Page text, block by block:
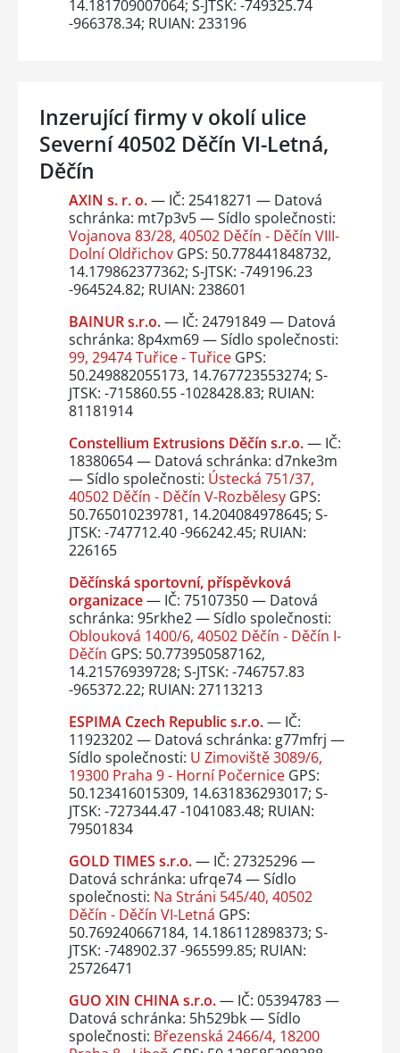
14.181709007064; S-JTSK: -749325.74
-966378.34; RUIAN: 233196
Inzerující firmy v okolí ulice
Severní 40502 Děčín VI-Letná,
Děčín
AXIN s. r. o.— IČ: 25418271 — Datová
schránka: mt7p3v5 — Sídlo společnosti:
Vojanova 83/28, 40502 Děčín - Děčín VIII-
Dolní OldřichovGPS: 50.778441848732,
14.179862377362; S-JTSK: -749196.23
-964524.82; RUIAN: 238601
BAINUR s.r.o.— IČ: 24791849 — Datová
schránka: 8p4xm69 — Sídlo společnosti:
99, 29474 Tuřice - TuřiceGPS:
50.249882055173, 14.767723553274; S-
JTSK: -715860.55 -1028428.83; RUIAN:
81181914
Constellium Extrusions Děčín s.r.o.— IČ:
18380654 — Datová schránka: d7nke3m
— Sídlo společnosti: Ústecká 751/37,
40502 Děčín - Děčín V-RozbělesyGPS:
50.765010239781, 14.204084978645; S-
JTSK: -747712.40 -966242.45; RUIAN:
226165
Děčínská sportovní, příspěvková
organizace— IČ: 75107350 — Datová
schránka: 95rkhe2 — Sídlo společnosti:
Oblouková 1400/6, 40502 Děčín - Děčín I-
Děčín GPS: 50.773950587162,
14.21576939728; S-JTSK: -746757.83
-965372.22; RUIAN: 27113213
ESPIMA Czech Republic s.r.o.— IČ:
11923202 — Datová schránka: g77mfrj —
Sídlo společnosti: U Zimoviště 3089/6,
19300 Praha 9 - Horní PočerniceGPS:
50.123416015309, 14.631836293017; S-
JTSK: -727344.47 -1041083.48; RUIAN:
79501834
GOLD TIMES s.r.o.— IČ: 27325296 —
Datová schránka: ufrqe74 — Sídlo
společnosti: Na Stráni 545/40, 40502
Děčín - Děčín VI-Letná GPS:
50.769240667184, 14.186112898373; S-
JTSK: -748902.37 -965599.85; RUIAN:
25726471
GUO XIN CHINA s.r.o.— IČ: 05394783 —
Datová schránka: 5h529bk — Sídlo
společnosti: Březenská 2466/4, 18200